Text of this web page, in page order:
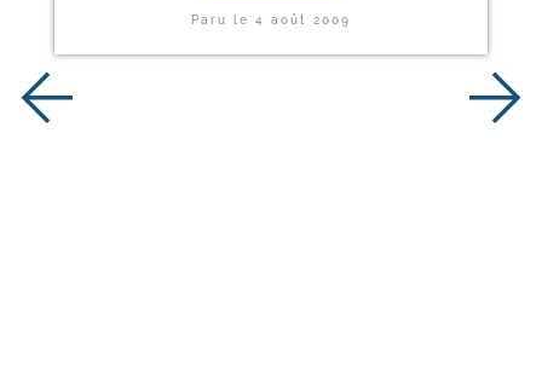
Paru le 4 août 2009